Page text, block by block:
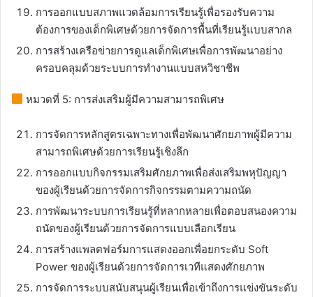
การออกแบบสภาพแวดล้อมการเรียนรู้เพื่อรองรับความ
ต้องการของเด็กพิเศษด้วยการจัดการพื้นที่เรียนรู้แบบสากล
การสร้างเครือข่ายการดูแลเด็กพิเศษเพื่อการพัฒนาอย่าง
ครอบคลุมด้วยระบบการทำงานแบบสหวิชาชีพ
หมวดที่ 5: การส่งเสริมผู้มีความสามารถพิเศษ
การจัดการหลักสูตรเฉพาะทางเพื่อพัฒนาศักยภาพผู้มีความ
สามารถพิเศษด้วยการเรียนรู้เชิงลึก
การออกแบบกิจกรรมเสริมศักยภาพเพื่อส่งเสริมพหุปัญญา
ของผู้เรียนด้วยการจัดการกิจกรรมตามความถนัด
การพัฒนาระบบการเรียนรู้ที่หลากหลายเพื่อตอบสนองความ
ถนัดของผู้เรียนด้วยการจัดการแบบเลือกเรียน
การสร้างแพลตฟอร์มการแสดงออกเพื่อยกระดับ Soft
Power ของผู้เรียนด้วยการจัดการเวทีแสดงศักยภาพ
การจัดการระบบสนับสนุนผู้เรียนเพื่อเข้าถึงการแข่งขันระดับ